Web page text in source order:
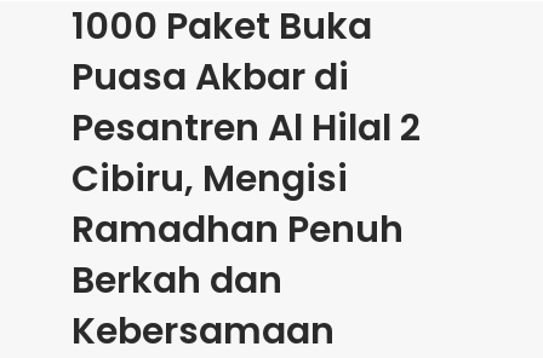
1000 Paket Buka
Puasa Akbar di
Pesantren Al Hilal 2
Cibiru, Mengisi
Ramadhan Penuh
Berkah dan
Kebersamaan